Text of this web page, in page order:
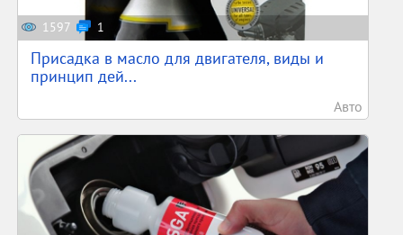
1597 1
Присадка в масло для двигателя, виды и
принцип дей...
Авто